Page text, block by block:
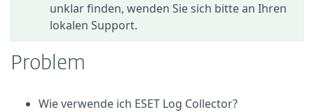
unklar finden, wenden Sie sich bitte an Ihren
lokalen Support.
Problem
Wie verwende ich ESET Log Collector?